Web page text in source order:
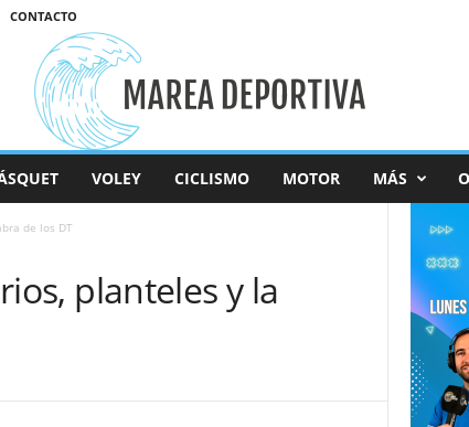
CONTACTO
VOLEY CICLISMO MOTOR MÁS
de los DT
planteles y la